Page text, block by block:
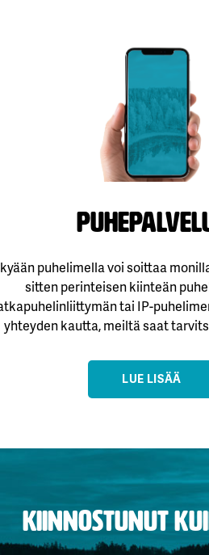
puhelimella voi soittaa
sitten perinteisen kiinteän
tai IP-
yhteyden kautta, meiltä saat
LUE LISÄÄ
Kiinnostunut